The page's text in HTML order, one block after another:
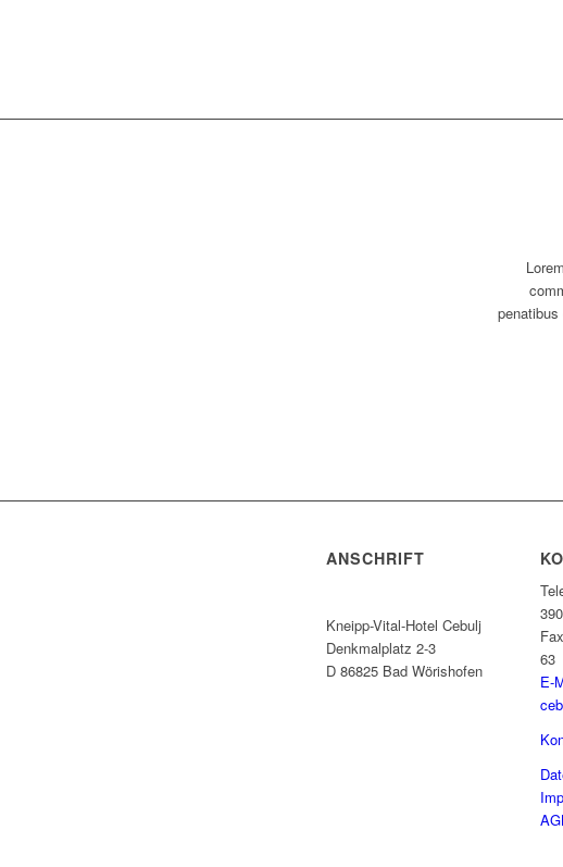
ANSCHRIFT
Kneipp-Vital-Hotel Cebulj
Denkmalplatz 2-3
D 86825 Bad Wörishofen
63
E-